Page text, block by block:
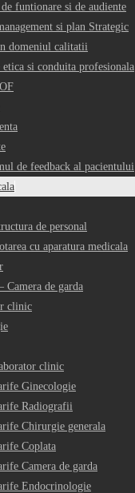
funtionare si de audiente
si plan Strategic
domeniul calitatii
etica si conduita profesionala
de feedback al pacientului
de personal
cu aparatura medicala
Camera de garda
clinic
clinic
Ginecologie
Radiografii
Chirurgie generala
Coplata
Camera de garda
Endocrinologie